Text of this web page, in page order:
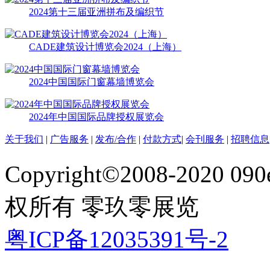
2024第十三届亚洲拼布及编织节
CADE建筑设计博览会2024（上海）
2024中国国际门窗幕墙博览会
2024年中国国际品牌授权展览会
关于我们 | 广告服务 | 发布/合作 | 付款方式| 会刊服务 | 招聘信息
Copyright©2008-2020
权所有 零玖零展览
粤ICP备12035391号-2